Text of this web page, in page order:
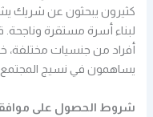
كثيرون يبحثون عن شريك
لبناء أسرة مستقرة
أفراد من جنسيات مختلفة،
يساهمون في نسيج
شروط الحصول على